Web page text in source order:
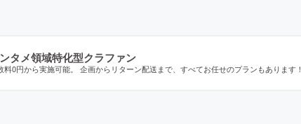
タメ領域特化型クラファン
料0円から実施可能。 企画からリターン配送まで、すべてお任せのプランもあります！